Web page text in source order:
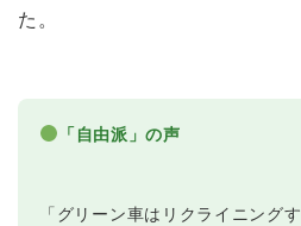
た。
「自由派」の声
「グリーン車はリクライニング